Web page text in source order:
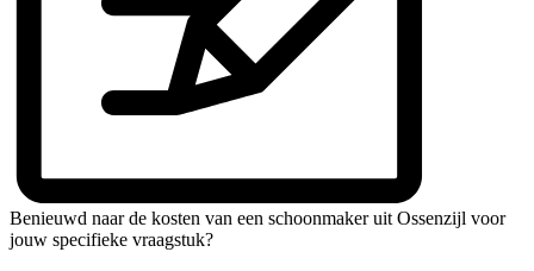
Benieuwd naar de kosten van een schoonmaker uit Ossenzijl voor
jouw specifieke vraagstuk?